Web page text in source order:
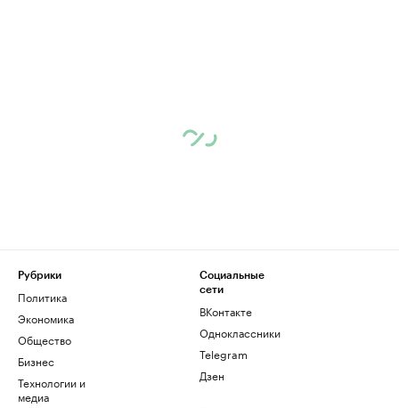
Рубрики
Политика
Экономика
Общество
Бизнес
Технологии и
медиа
Социальные
сети
ВКонтакте
Одноклассники
Telegram
Дзен